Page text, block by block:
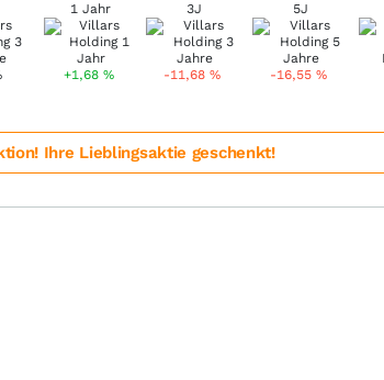
1 Jahr
+1,68 %
3J
-11,68%
5J
-16,55%
Ihre Lieblingsaktie geschenkt!